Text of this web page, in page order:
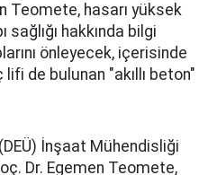
Teomete, hasarı yüksek
sağlığı hakkında bilgi
önleyecek, içerisinde
de bulunan "akıllı beton"
İnşaat Mühendisliği
Dr. Egemen Teomete,